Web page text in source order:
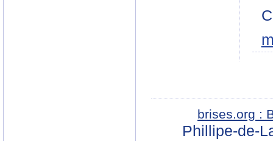
brises.org :
Phillipe-de-